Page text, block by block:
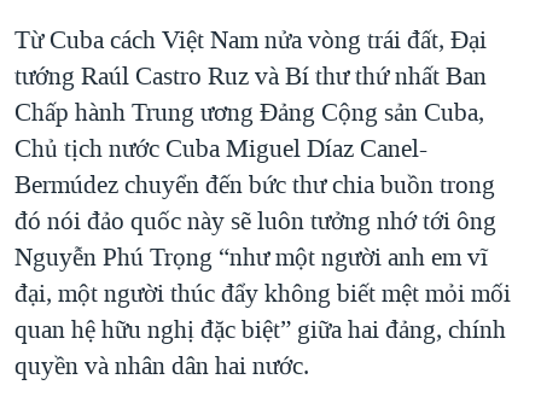
Từ Cuba cách Việt Nam nửa vòng trái đất, Đại
tướng Raúl Castro Ruz và Bí thư thứ nhất Ban
Chấp hành Trung ương Đảng Cộng sản Cuba,
Chủ tịch nước Cuba Miguel Díaz Canel-
Bermúdez chuyển đến bức thư chia buồn trong
đó nói đảo quốc này sẽ luôn tưởng nhớ tới ông
Nguyễn Phú Trọng “như một người anh em vĩ
đại, một người thúc đẩy không biết mệt mỏi mối
quan hệ hữu nghị đặc biệt” giữa hai đảng, chính
quyền và nhân dân hai nước.